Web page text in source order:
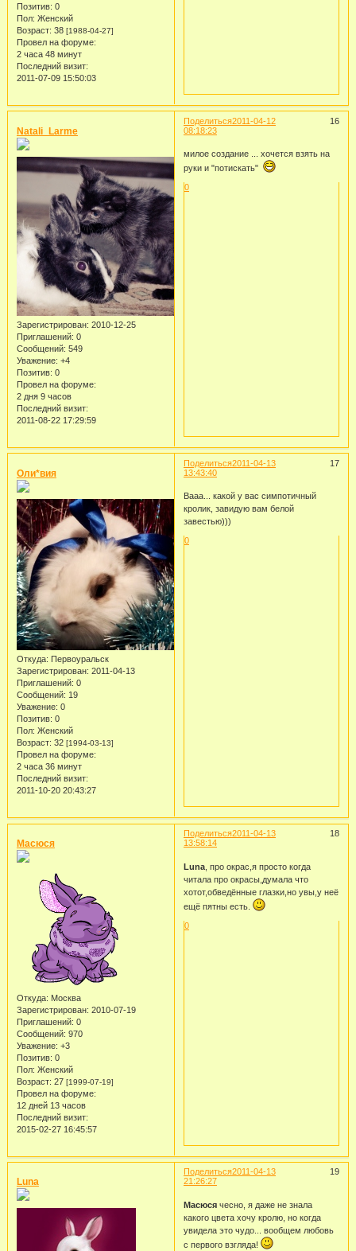
Позитив: 0
Пол: Женский
Возраст: 38 [1988-04-27]
Провел на форуме:
2 часа 48 минут
Последний визит:
2011-07-09 15:50:03
Поделиться 16
2011-04-12
08:18:23
Natali_Larme
Зарегистрирован: 2010-12-25
Приглашений: 0
Сообщений: 549
Уважение: +4
Позитив: 0
Провел на форуме:
2 дня 9 часов
Последний визит:
2011-08-22 17:29:59
милое создание ... хочется взять на
руки и "потискать"
0
Поделиться 17
2011-04-13
13:43:40
Оли*вия
Откуда: Первоуральск
Зарегистрирован: 2011-04-13
Приглашений: 0
Сообщений: 19
Уважение: 0
Позитив: 0
Пол: Женский
Возраст: 32 [1994-03-13]
Провел на форуме:
2 часа 36 минут
Последний визит:
2011-10-20 20:43:27
Вааа... какой у вас симпотичный
кролик, завидую вам белой
завестью)))
0
Поделиться 18
2011-04-13
13:58:14
Масюся
Откуда: Москва
Зарегистрирован: 2010-07-19
Приглашений: 0
Сообщений: 970
Уважение: +3
Позитив: 0
Пол: Женский
Возраст: 27 [1999-07-19]
Провел на форуме:
12 дней 13 часов
Последний визит:
2015-02-27 16:45:57
Luna, про окрас,я просто когда
читала про окрасы,думала что
хотот,обведённые глазки,но увы,у неё
ещё пятны есть.
0
Поделиться 19
2011-04-13
21:26:27
Luna
Масюсячесно, я даже не знала
какого цвета хочу кролю, но когда
увидела это чудо... вообщем любовь
с первого взгляда!